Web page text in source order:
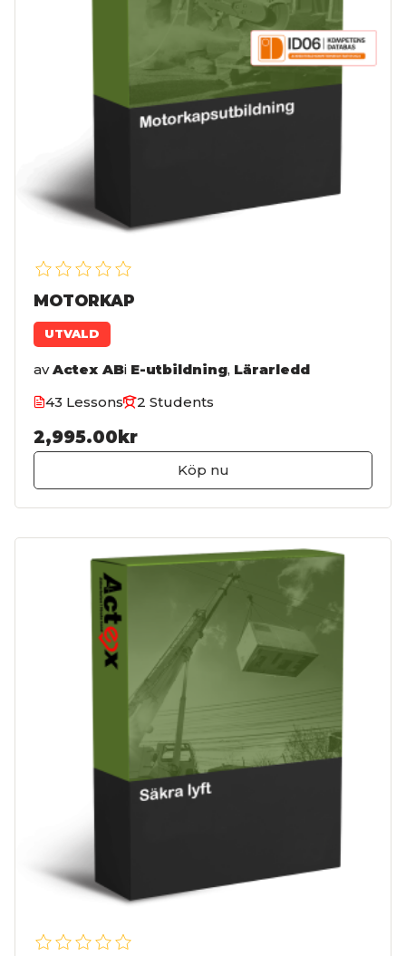
MOTORKAP
UTVALD
av Actex ABi E-utbildning, Lärarledd
43 Lessons
2 Students
2,995.00kr
Köp nu